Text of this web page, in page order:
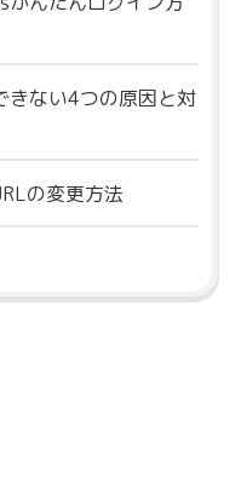
きない4つの原因と対
の変更方法